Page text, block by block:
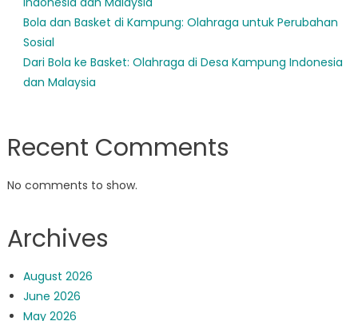
Bola dan Basket di Kampung: Olahraga untuk Perubahan
Sosial
Dari Bola ke Basket: Olahraga di Desa Kampung Indonesia
dan Malaysia
Recent Comments
No comments to show.
Archives
August 2026
June 2026
May 2026